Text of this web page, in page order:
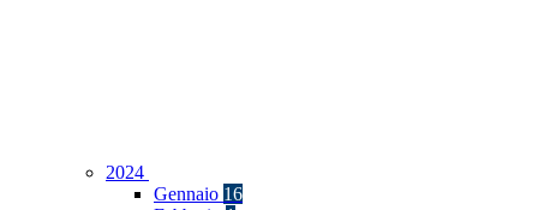
2024
Gennaio 16